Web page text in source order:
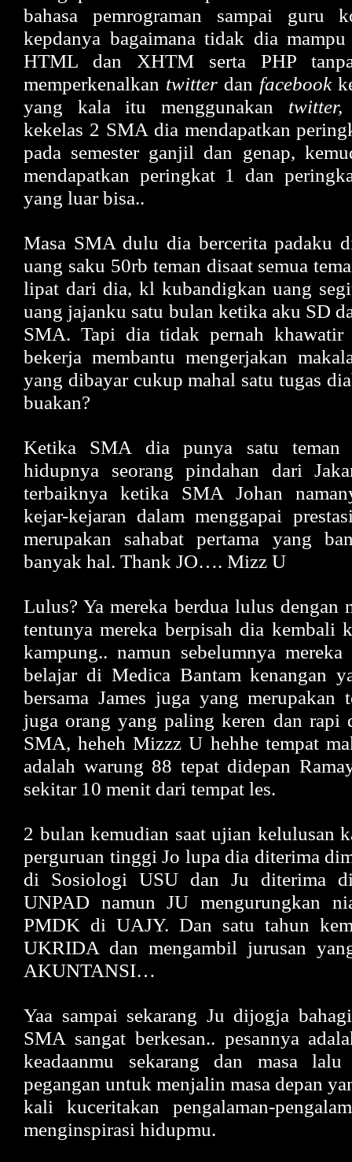
bahasa pemrograman sampai guru
kepdanya bagaimana tidak dia mampu
HTML dan XHTM serta PHP
memperkenalkan twitter dan facebook
yang kala itu menggunakan twitter,
kekelas 2 SMA dia mendapatkan
pada semester ganjil dan genap,
mendapatkan peringkat 1 dan
yang luar bisa..
Masa SMA dulu dia bercerita padaku
uang saku 50rb teman disaat semua
lipat dari dia, kl kubandigkan uang
uang jajanku satu bulan ketika aku SD
SMA. Tapi dia tidak pernah khawatir
bekerja membantu mengerjakan
yang dibayar cukup mahal satu tugas
buakan?
Ketika SMA dia punya satu teman
hidupnya seorang pindahan dari
terbaiknya ketika SMA Johan
kejar-kejaran dalam menggapai
merupakan sahabat pertama yang
banyak hal. Thank JO…. Mizz U
Lulus? Ya mereka berdua lulus
tentunya mereka berpisah dia kembali
kampung.. namun sebelumnya
belajar di Medica Bantam kenangan
bersama James juga yang merupakan
juga orang yang paling keren dan rapi
SMA, heheh Mizzz U hehhe tempat
adalah warung 88 tepat didepan
sekitar 10 menit dari tempat les.
2 bulan kemudian saat ujian kelulusan
perguruan tinggi Jo lupa dia diterima
di Sosiologi USU dan Ju diterima di
UNPAD namun JU mengurungkan
PMDK di UAJY. Dan satu tahun
UKRIDA dan mengambil jurusan
AKUNTANSI…
Yaa sampai sekarang Ju dijogja
SMA sangat berkesan.. pesannya
keadaanmu sekarang dan masa lalu
pegangan untuk menjalin masa depan
kali kuceritakan pengalaman-
menginspirasi hidupmu.